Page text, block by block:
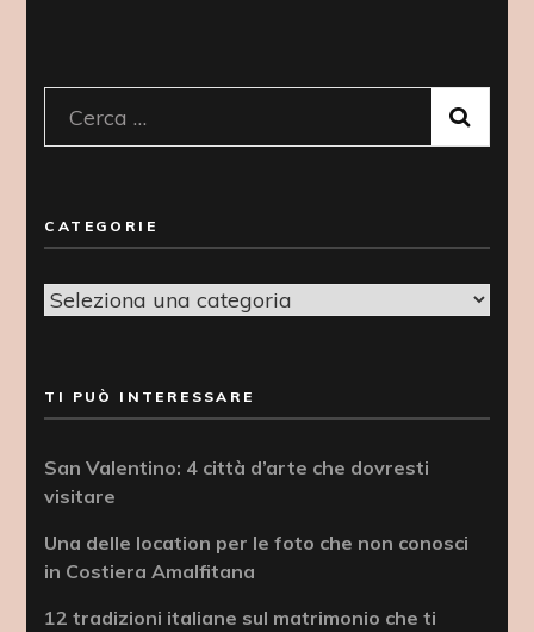
Ricerca
per:
CATEGORIE
Categorie
TI PUÒ INTERESSARE
San Valentino: 4 città d’arte che dovresti
visitare
Una delle location per le foto che non conosci
in Costiera Amalfitana
12 tradizioni italiane sul matrimonio che ti